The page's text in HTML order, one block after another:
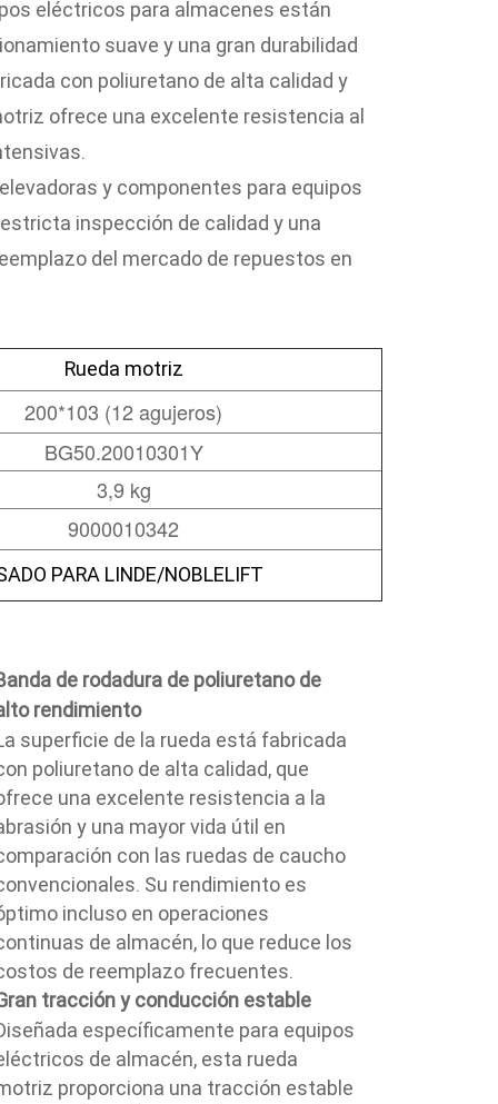
eléctricos para almacenes están
suave y una gran durabilidad
con poliuretano de alta calidad y
ofrece una excelente resistencia al
y componentes para equipos
inspección de calidad y una
del mercado de repuestos en
Rueda motriz
200*103 (12 agujeros)
BG50.20010301Y
3,9 kg
9000010342
PARA LINDE/NOBLELIFT
de rodadura de poliuretano de
rendimiento
superficie de la rueda está fabricada
poliuretano de alta calidad, que
una excelente resistencia a la
y una mayor vida útil en
con las ruedas de caucho
Su rendimiento es
incluso en operaciones
de almacén, lo que reduce los
de reemplazo frecuentes.
tracción y conducción estable
específicamente para equipos
de almacén, esta rueda
proporciona una tracción estable